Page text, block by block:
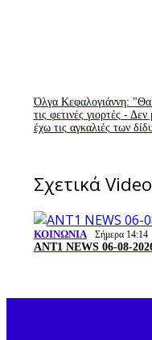
Όλγα Κεφαλογιάννη: "Θα
τις φετινές γιορτές -
έχω τις αγκαλιές των
Σχετικά
ΚΟΙΝΩΝΙΑ Σήμερα 14:14
ANT1 NEWS 06-08-